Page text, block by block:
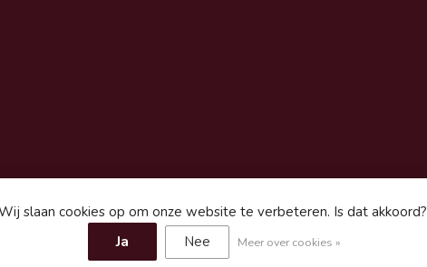
Sitemap
slaan cookies op om onze website te verbeteren. Is dat akkoord?
Ja Nee Meer over cookies »